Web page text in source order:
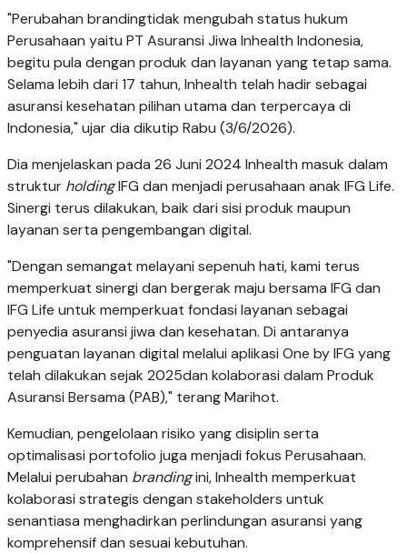
"Perubahan brandingtidak mengubah status hukum
Perusahaan yaitu PT Asuransi Jiwa Inhealth Indonesia,
begitu pula dengan produk dan layanan yang tetap sama.
Selama lebih dari 17 tahun, Inhealth telah hadir sebagai
asuransi kesehatan pilihan utama dan terpercaya di
Indonesia," ujar dia dikutip Rabu (3/6/2026).
Dia menjelaskan pada 26 Juni 2024 Inhealth masuk dalam
struktur holdingIFG dan menjadi perusahaan anak IFG Life.
Sinergi terus dilakukan, baik dari sisi produk maupun
layanan serta pengembangan digital.
"Dengan semangat melayani sepenuh hati, kami terus
memperkuat sinergi dan bergerak maju bersama IFG dan
IFG Life untuk memperkuat fondasi layanan sebagai
penyedia asuransi jiwa dan kesehatan. Di antaranya
penguatan layanan digital melalui aplikasi One by IFG yang
telah dilakukan sejak 2025dan kolaborasi dalam Produk
Asuransi Bersama (PAB)," terang Marihot.
Kemudian, pengelolaan risiko yang disiplin serta
optimalisasi portofolio juga menjadi fokus Perusahaan.
Melalui perubahan brandingini, Inhealth memperkuat
kolaborasi strategis dengan stakeholders untuk
senantiasa menghadirkan perlindungan asuransi yang
komprehensif dan sesuai kebutuhan.